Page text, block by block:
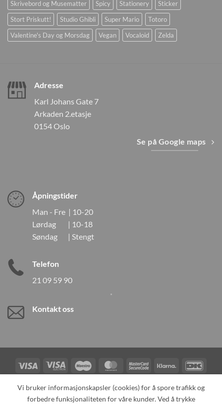
Skrivebord og Musematter
Spicy Stationery
Sticker
Stort Priskutt!
Studio Ghibli Super Mario
Totoro
Valentine's Day og Morsdag
Vegan Vocaloid Zelda
Adresse
Karl Johans Gate 7
Arkaden 2.etasje
0154 Oslo
Se på Google maps
Åpningstider
Man - Fre | 10-20
Lørdag | 10-18
Søndag | Stengt
Telefon
21 09 59 90
Kontakt oss
Visa
Visa
Electron
Maestro MasterCardMasterCard
2
Klarna
Card
TILBAKEKALLINGER KONTAKT OSS OM OSS
Vi bruker informasjonskapsler (cookies) for å spore trafikk og
forbedre funksjonaliteten for våre kunder. Ved å trykke